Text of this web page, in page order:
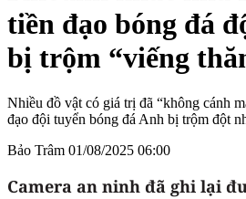
tiền đạo bóng đá
bị trộm “viếng
Nhiều đồ vật có giá trị đã “không cánh
đạo đội tuyển bóng đá Anh bị trộm đột
Bảo Trâm 01/08/2025 06:00
Camera an ninh đã ghi lại